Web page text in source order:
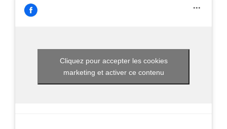
Cliquez pour accepter les cookies
marketing et activer ce contenu